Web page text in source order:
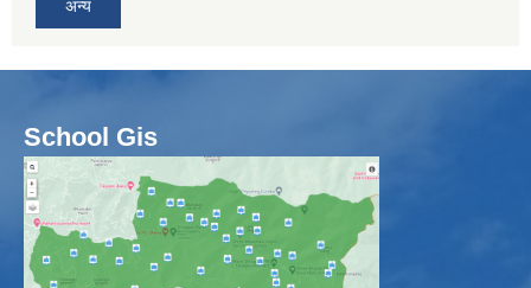
अन्य
School Gis